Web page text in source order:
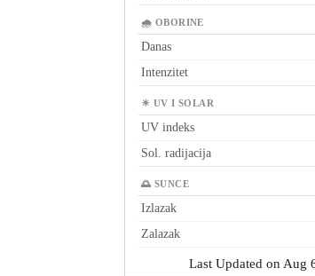
🌧 OBORINE
Danas
Intenzitet
☀ UV I SOLAR
UV indeks
Sol. radijacija
🌅 SUNCE
Izlazak
Zalazak
Last Updated on Aug